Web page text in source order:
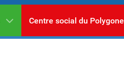
Centre social du Polygone